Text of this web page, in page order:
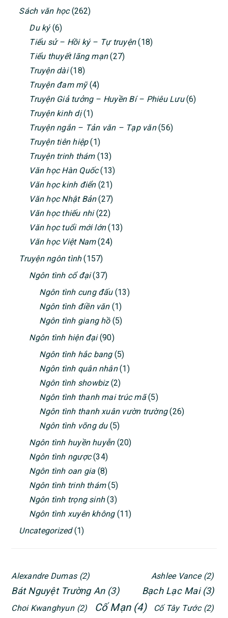
Sách văn học(262)
Du ký(6)
Tiểu sử – Hồi ký – Tự truyện(18)
Tiểu thuyết lãng mạn(27)
Truyện dài(18)
Truyện đam mỹ(4)
Truyện Giả tưởng – Huyền Bí – Phiêu Lưu(6)
Truyện kinh dị(1)
Truyện ngắn – Tản văn – Tạp văn(56)
Truyện tiên hiệp(1)
Truyện trinh thám(13)
Văn học Hàn Quốc(13)
Văn học kinh điển(21)
Văn học Nhật Bản(27)
Văn học thiếu nhi(22)
Văn học tuổi mới lớn(13)
Văn học Việt Nam(24)
Truyện ngôn tình(157)
Ngôn tình cổ đại(37)
Ngôn tình cung đấu(13)
Ngôn tình điền văn(1)
Ngôn tình giang hồ(5)
Ngôn tình hiện đại(90)
Ngôn tình hắc bang(5)
Ngôn tình quân nhân(1)
Ngôn tình showbiz(2)
Ngôn tình thanh mai trúc mã(5)
Ngôn tình thanh xuân vườn trường(26)
Ngôn tình võng du(5)
Ngôn tình huyền huyễn(20)
Ngôn tình ngược(34)
Ngôn tình oan gia (8)
Ngôn tình trinh thám(5)
Ngôn tình trọng sinh(3)
Ngôn tình xuyên không(11)
Uncategorized(1)
Alexandre Dumas (2) Ashlee Vance (2)
Bát Nguyệt Trường An (3) Bạch Lạc Mai (3)
Choi Kwanghyun (2) Cố Mạn (4) Cố Tây Tước (2)